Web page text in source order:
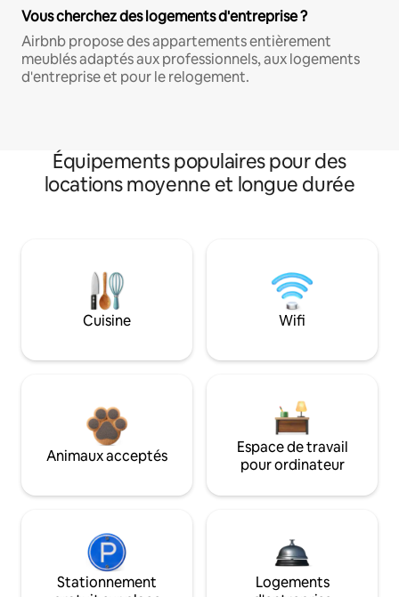
Vous cherchez des logements d'entreprise ?
Airbnb propose des appartements entièrement
meublés adaptés aux professionnels, aux logements
d'entreprise et pour le relogement.
Équipements populaires pour des
locations moyenne et longue durée
Cuisine Wifi
Animaux acceptés
Espace de travail
pour ordinateur
Stationnement
Logements